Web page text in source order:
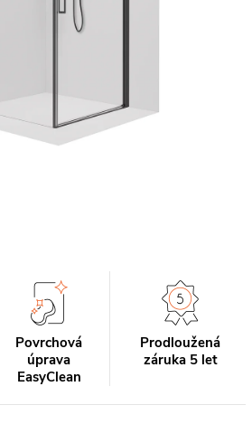
Povrchová
úprava
EasyClean
Prodloužená
záruka 5 let